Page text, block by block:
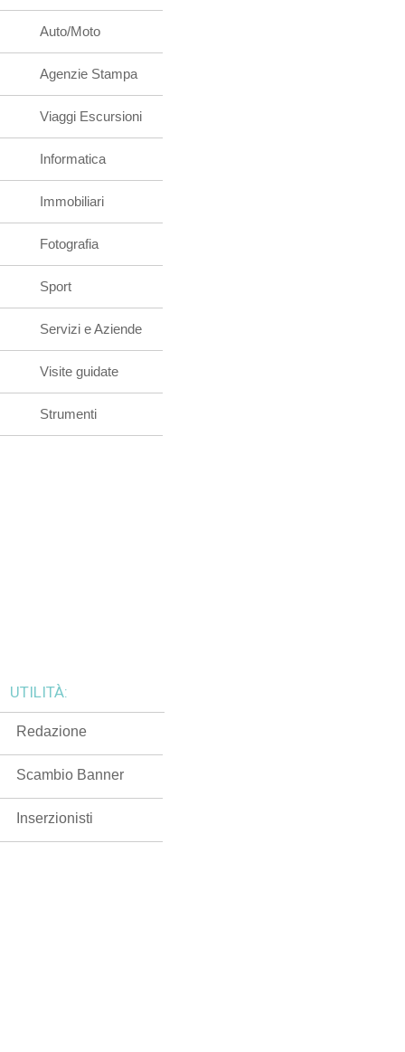
Auto/Moto
Agenzie Stampa
Viaggi Escursioni
Informatica
Immobiliari
Fotografia
Sport
Servizi e Aziende
Visite guidate
Strumenti
UTILITÀ:
Redazione
Scambio Banner
Inserzionisti